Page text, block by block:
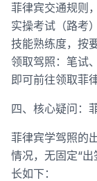
菲律宾交通规则
实操考试（路考
技能熟练度，按
领取驾照：笔试
即可前往领取菲
四、核心疑问：
菲律宾学驾照的
情况，无固定“
长如下：